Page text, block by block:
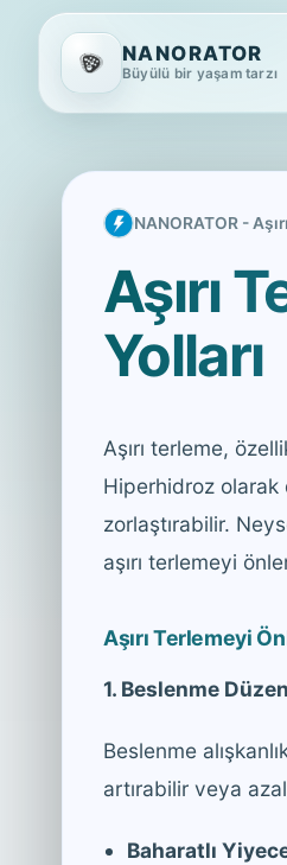
NANORATOR
Büyülü bir yaşam tarzı
NANORATOR -
Aşırı
Yolları
Aşırı terleme,
Hiperhidroz olarak
zorlaştırabilir.
aşırı terlemeyi
Aşırı Terlemeyi
1. Beslenme
Beslenme
artırabilir veya
Baharatlı